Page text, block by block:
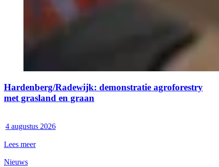
Hardenberg/Radewijk: demonstratie agroforestry
met grasland en graan
4 augustus 2026
Lees meer
Nieuws